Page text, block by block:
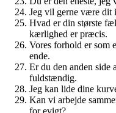
Jeg vil gerne være dit
Hvad er din største
kærlighed er præcis.
Vores forhold er som
ende.
Er du den anden side
fuldstændig.
Jeg kan lide dine
Kan vi arbejde
for evigt?